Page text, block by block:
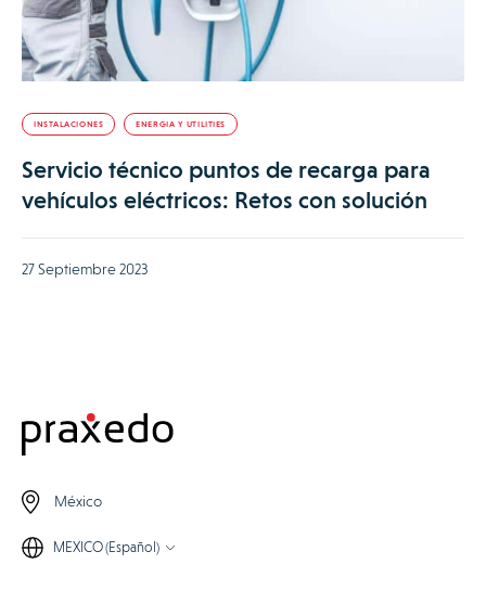
INSTALACIONES ENERGIA Y UTILITIES
Servicio técnico puntos de recarga para
vehículos eléctricos: Retos con solución
27 Septiembre 2023
México
MEXICO (Español)